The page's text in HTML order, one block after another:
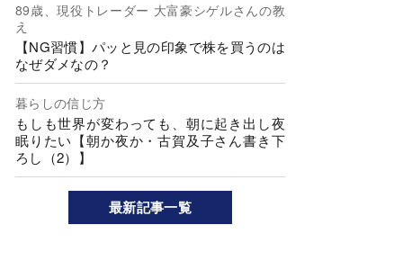
89歳、現役トレーダー 大富豪シゲルさんの教
え
【NG習慣】パッと見の印象で株を買うのは
なぜダメなの？
暮らしの信じ方
もしも世界が変わっても、朝に起き出し夜
眠りたい【朝か夜か・古賀及子さん書き下
ろし（2）】
最新記事一覧